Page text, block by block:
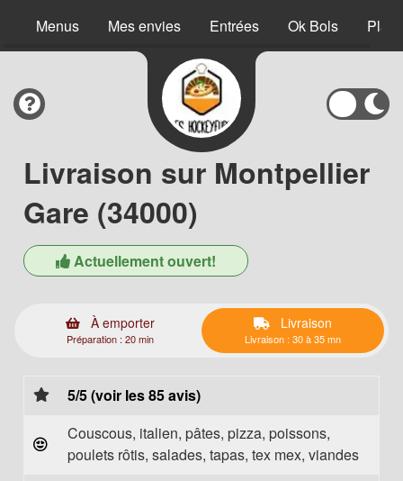
Menus Mes envies Entrées Ok Bols
Livraison sur Montpellier
Gare (34000)
Actuellement ouvert!
À emporter
Préparation : 20 min
Livraison
Livraison : 30 à 35 mn
5/5 (voir les 85 avis)
Couscous, italien, pâtes, pizza, poissons,
poulets rôtis, salades, tapas, tex mex, viandes